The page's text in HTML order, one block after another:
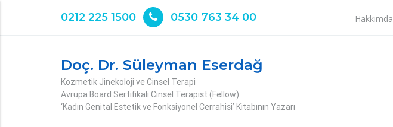
0212 225 1500 0530 763 34 00 Hakkımda
Doç. Dr. Süleyman Eserdağ
Kozmetik Jinekoloji ve Cinsel Terapi
Avrupa Board Sertifikalı Cinsel Terapist (Fellow)
‘Kadın Genital Estetik ve Fonksiyonel Cerrahisi’ Kitabının Yazarı